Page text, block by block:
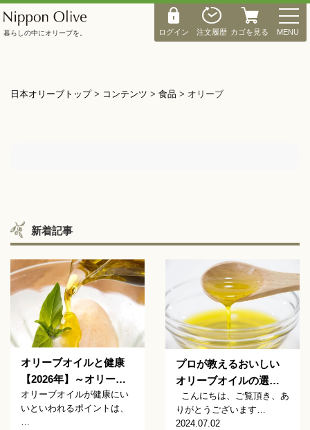
ログイン 注文履歴 カゴを見る
M
E
N
MENU
暮らしの中にオリーブを。
日本オリーブトップ> コンテンツ > 食品 > オリーブ
新着記事
オリーブオイルと健康
【2026年】～オリー…
オリーブオイルが健康にい
いといわれるポイントは、
…
プロが教えるおいしい
オリーブオイルの選…
こんにちは、ご覧頂き、あ
りがとうございます…
2024.07.02